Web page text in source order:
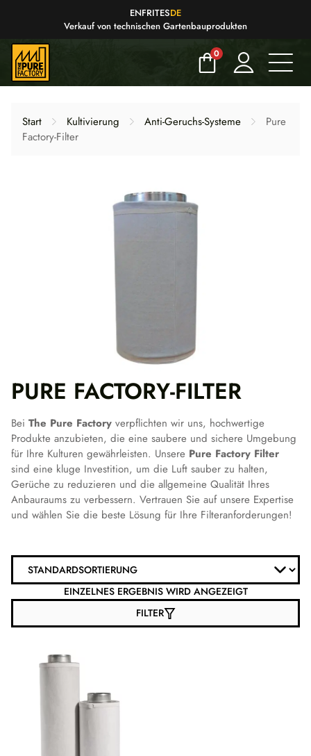
ENFRITESDE
Verkauf von technischen Gartenbauprodukten
0
Start Kultivierung Anti-Geruchs-Systeme
Pure
Factory-Filter
PURE FACTORY-FILTER
Bei The Pure Factory verpflichten wir uns, hochwertige
Produkte anzubieten, die eine saubere und sichere Umgebung
für Ihre Kulturen gewährleisten. Unsere Pure Factory Filter
sind eine kluge Investition, um die Luft sauber zu halten,
Gerüche zu reduzieren und die allgemeine Qualität Ihres
Anbauraums zu verbessern. Vertrauen Sie auf unsere Expertise
und wählen Sie die beste Lösung für Ihre Filteranforderungen!
EINZELNES ERGEBNIS WIRD ANGEZEIGT
FILTER